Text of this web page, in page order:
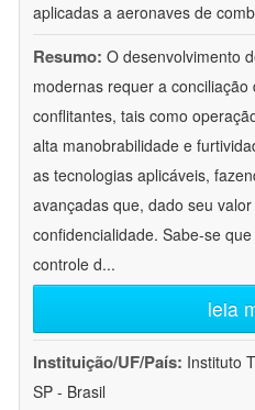
aplicadas a aeronaves de
Resumo: O desenvolvimento
modernas requer a
conflitantes, tais como
alta manobrabilidade e
as tecnologias aplicáveis,
avançadas que, dado seu
confidencialidade. Sabe-se
controle d...
leia
Instituição/UF/País: Instituto
SP - Brasil